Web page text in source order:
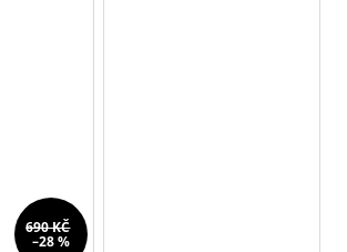
690 KČ
–28 %